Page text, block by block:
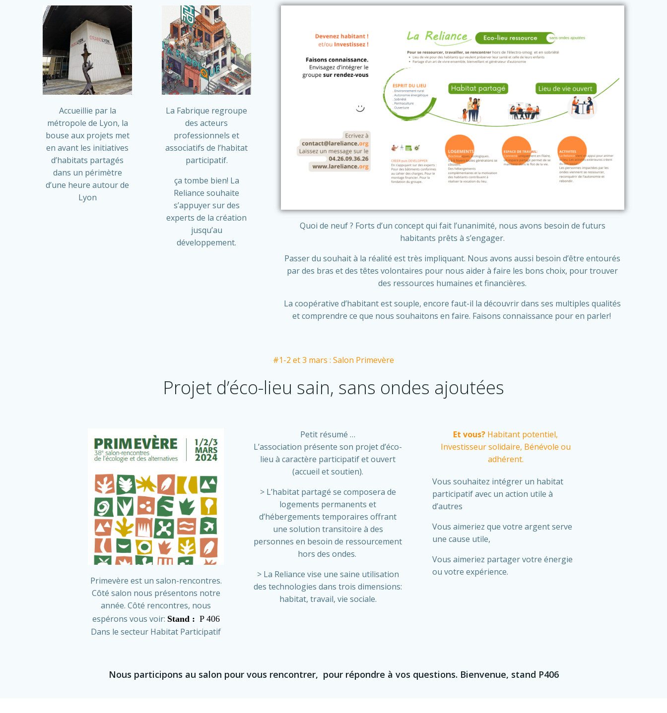
Accueillie par la
métropole de Lyon, la
bouse aux projets met
en avant les initiatives
d’habitats partagés
dans un périmètre
d’une heure autour de
Lyon
La Fabrique regroupe
des acteurs
professionnels et
associatifs de l’habitat
participatif.
ça tombe bien! La
Reliance souhaite
s’appuyer sur des
experts de la création
jusqu’au
développement.
Quoi de neuf ? Forts d’un concept qui fait l’unanimité, nous avons besoin de futurs
habitants prêts à s’engager.
Passer du souhait à la réalité est très impliquant. Nous avons aussi besoin d’être entourés
par des bras et des têtes volontaires pour nous aider à faire les bons choix, pour trouver
des ressources humaines et financières.
La coopérative d’habitant est souple, encore faut-il la découvrir dans ses multiples qualités
et comprendre ce que nous souhaitons en faire. Faisons connaissance pour en parler!
#1-2 et 3 mars : Salon Primevère
Projet d’éco-lieu sain, sans ondes ajoutées
Primevère est un salon-rencontres.
Côté salon nous présentons notre
année. Côté rencontres, nous
espérons vous voir: Stand : P 406
Dans le secteur Habitat Participatif
Petit résumé …
L’association présente son projet d’éco-
lieu à caractère participatif et ouvert
(accueil et soutien).
> L’habitat partagé se composera de
logements permanents et
d’hébergements temporaires offrant
une solution transitoire à des
personnes en besoin de ressourcement
hors des ondes.
> La Reliance vise une saine utilisation
des technologies dans trois dimensions:
habitat, travail, vie sociale.
Et vous? Habitant potentiel,
Investisseur solidaire, Bénévole ou
adhérent.
Vous souhaitez intégrer un habitat
participatif avec un action utile à
d’autres
Vous aimeriez que votre argent serve
une cause utile,
Vous aimeriez partager votre énergie
ou votre expérience.
Nous participons au salon pour vous rencontrer, pour répondre à vos questions. Bienvenue, stand P406